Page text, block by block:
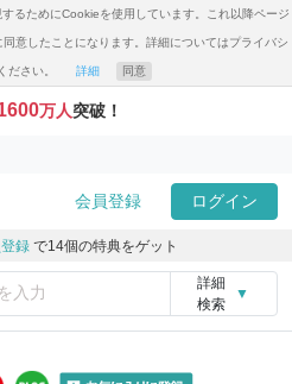
るためにCookieを使用しています。これ以降ページ
意したことになります。詳細についてはプライバシ
ださい。 詳細 同意
万人突破！
会員登録 ログイン
録 で14個の特典をゲット
詳細
検索
▼